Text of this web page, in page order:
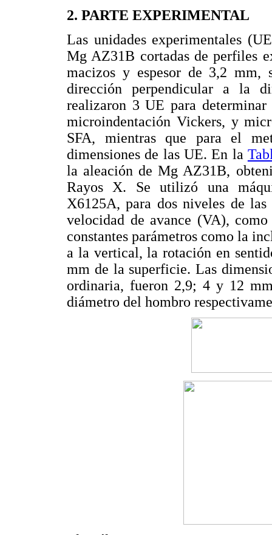
2. PARTE EXPERIMENTAL
Las unidades experimentales
Mg AZ31B cortadas de perfiles
macizos y espesor de 3,2 mm,
dirección perpendicular a la
realizaron 3 UE para
microindentación Vickers, y
SFA, mientras que para el
dimensiones de las UE. En la
la aleación de Mg AZ31B,
Rayos X. Se utilizó una
X6125A, para dos niveles de
velocidad de avance (VA),
constantes parámetros como la
a la vertical, la rotación en
mm de la superficie. Las
ordinaria, fueron 2,9; 4 y 12
diámetro del hombro